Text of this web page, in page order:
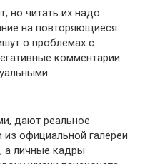
но читать их надо
на повторяющиеся
о проблемах с
комментарии
дают реальное
официальной галереи
а личные кадры